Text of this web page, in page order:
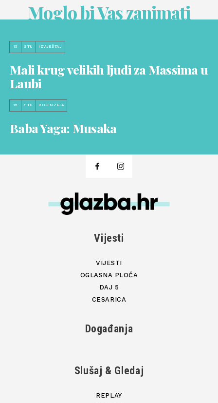
Moglo bi Vas zanimati
15 STU IZVJEŠTAJ
Mali krug velikih ljudi za Massima u
Laubi
15 STU RECENZIJA
Baba Yaga: Musaka
Vijesti
VIJESTI
OGLASNA PLOČA
DAJ 5
CESARICA
Događanja
Slušaj & Gledaj
REPLAY